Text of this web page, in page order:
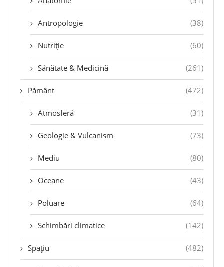
Antropologie (38)
Nutriție (60)
Sănătate & Medicină (261)
Pământ (472)
Atmosferă (31)
Geologie & Vulcanism (73)
Mediu (80)
Oceane (43)
Poluare (64)
Schimbări climatice (142)
Spațiu (482)